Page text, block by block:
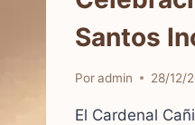
Santos
Poradmin 28/12/
El Cardenal